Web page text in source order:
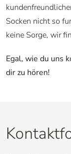
Socken nicht so
keine Sorge, wir
Egal, wie du uns
dir zu hören!